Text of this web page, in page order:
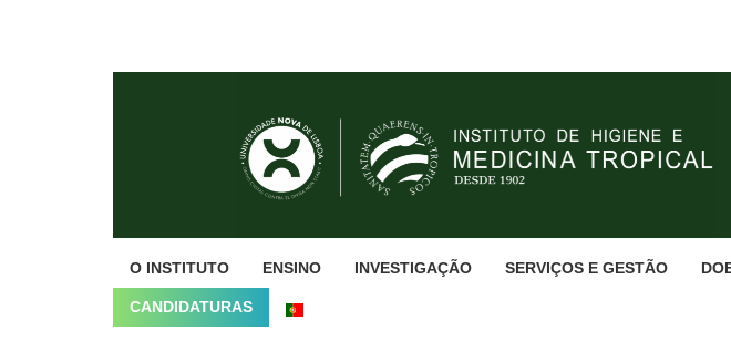
O INSTITUTO ENSINO INVESTIGAÇÃO SERVIÇOS E GESTÃO
CANDIDATURAS